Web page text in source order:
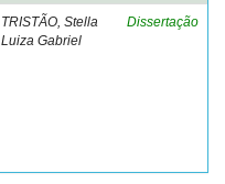
TRISTÃO, Stella
Luiza Gabriel
Dissertação